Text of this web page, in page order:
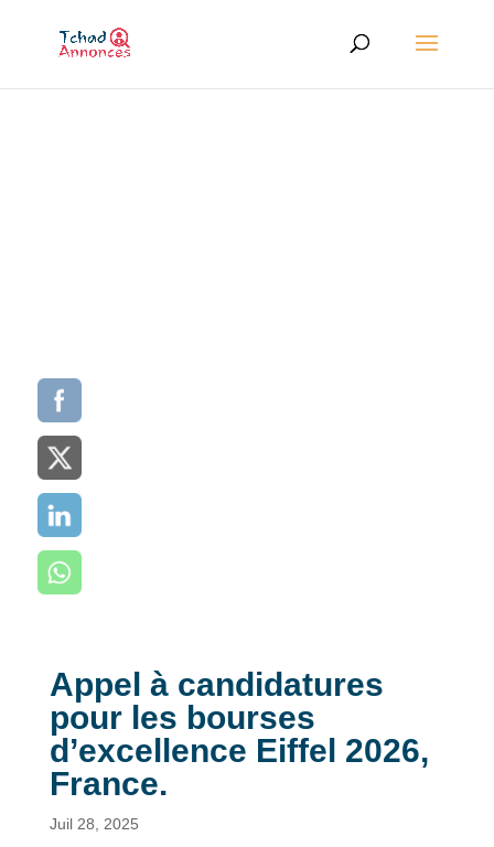
Appel à candidatures
pour les bourses
d’excellence Eiffel 2026,
France.
Juil 28, 2025